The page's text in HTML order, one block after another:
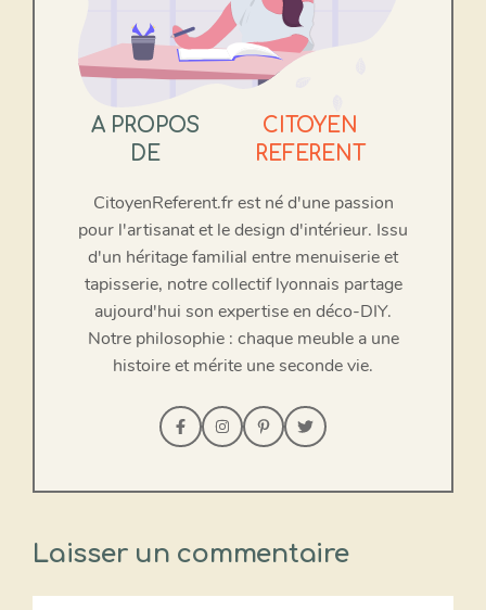
A PROPOS
DE
CITOYEN
REFERENT
CitoyenReferent.fr est né d'une passion
pour l'artisanat et le design d'intérieur. Issu
d'un héritage familial entre menuiserie et
tapisserie, notre collectif lyonnais partage
aujourd'hui son expertise en déco-DIY.
Notre philosophie : chaque meuble a une
histoire et mérite une seconde vie.
Laisser un commentaire